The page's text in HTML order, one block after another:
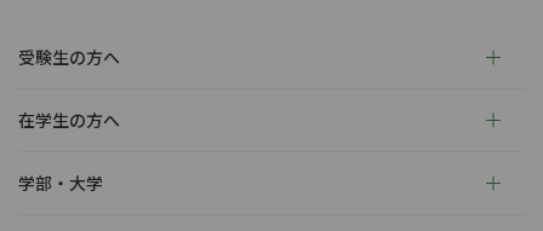
受験生の方へ
在学生の方へ
学部・大学